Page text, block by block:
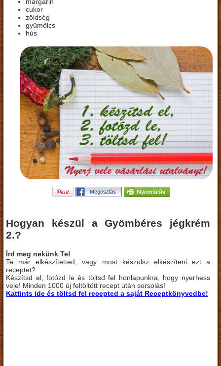
cukor
zöldség
gyümölcs
hús
Hogyan készül a Gyömbéres jégkrém
2.?
Írd meg nekünk Te!
Te már elkészítetted, vagy most készülsz elkészíteni ezt a
receptet?
Készítsd el, fotózd le és töltsd fel honlapunkra, hogy nyerhess
vele! Minden 1000 új feltöltött recept után sorsolás!
Kattints ide és töltsd fel recepted a saját Receptkönyvedbe!